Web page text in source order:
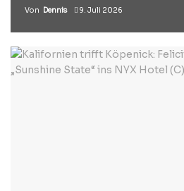
Von Dennis 9. Juli 2026